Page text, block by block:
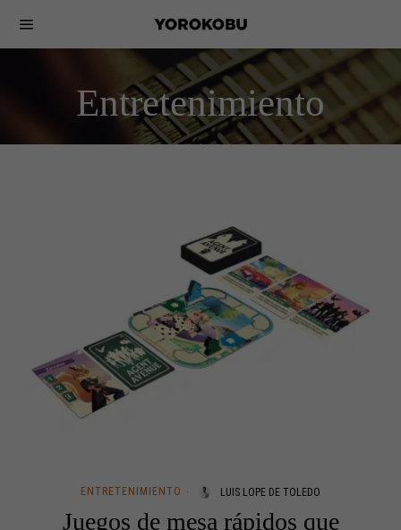
Entretenimiento
ENTRETENIMIENTO LUIS LOPE DE TOLEDO
Juegos de mesa rápidos que